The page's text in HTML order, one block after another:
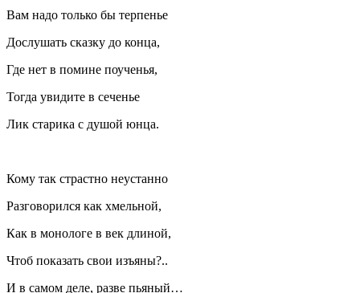
Вам надо только бы терпенье
Дослушать сказку до конца,
Где нет в помине поученья,
Тогда увидите в сеченье
Лик старика с душой юнца.
Кому так страстно неустанно
Разговорился как хмельной,
Как в монологе в век длиной,
Чтоб показать свои изъяны?..
И в самом деле, разве пьяный…